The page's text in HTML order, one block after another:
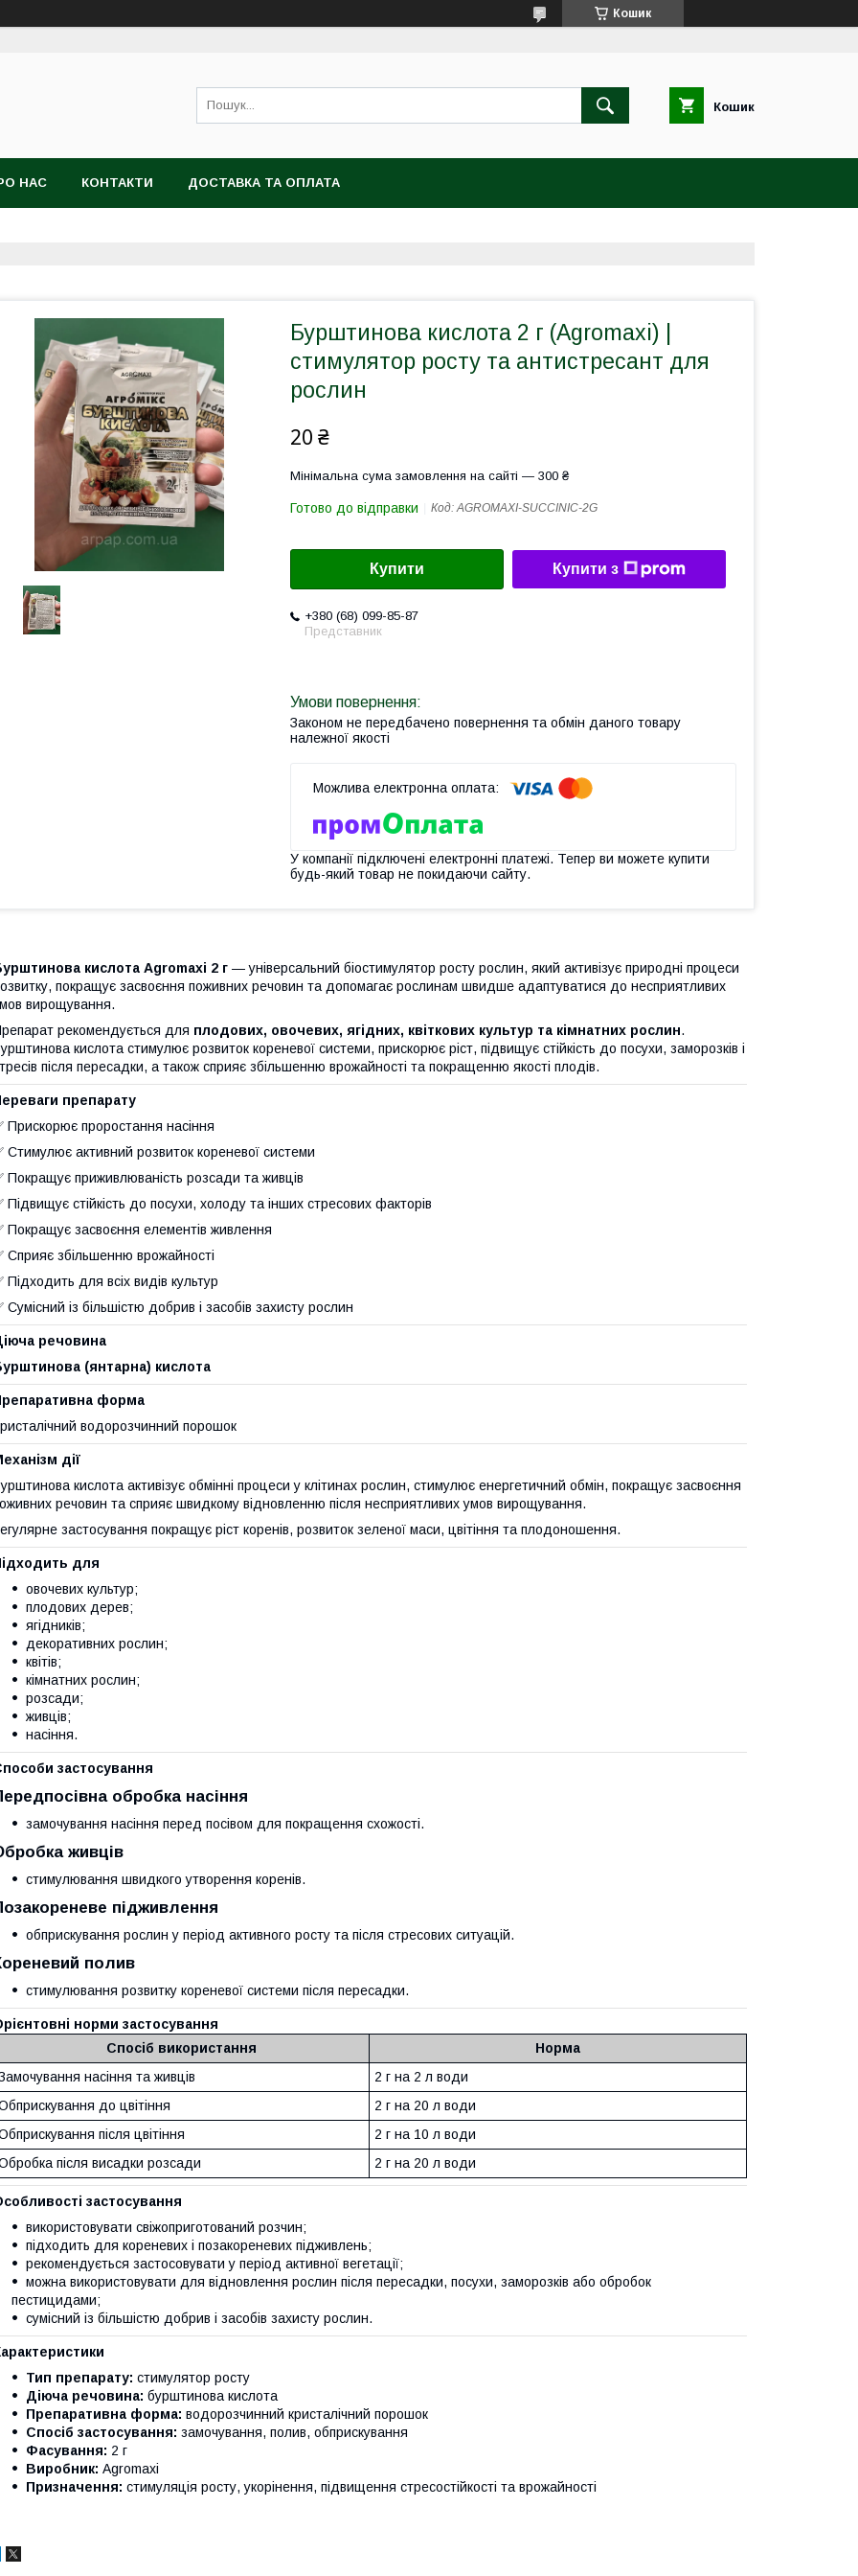
Кошик
Кошик
НАС КОНТАКТИ ДОСТАВКА ТА ОПЛАТА
Бурштинова кислота 2 г (Agromaxi) |
стимулятор росту та антистресант для
рослин
20 ₴
Мінімальна сума замовлення на сайті — 300 ₴
Готово до відправки Код:AGROMAXI-SUCCINIC-2G
Купити Купити з
+380 (68) 099-85-87
Представник
Законом не передбачено повернення та обмін даного товару
належної якості
У компанії підключені електронні платежі. Тепер ви можете купити
будь-який товар не покидаючи сайту.
кислота Agromaxi 2 г — універсальний біостимулятор росту рослин, який активізує природні процеси
покращує засвоєння поживних речовин та допомагає рослинам швидше адаптуватися до несприятливих
вирощування.
рекомендується для плодових, овочевих, ягідних, квіткових культур та кімнатних рослин.
кислота стимулює розвиток кореневої системи, прискорює ріст, підвищує стійкість до посухи, заморозків і
після пересадки, а також сприяє збільшенню врожайності та покращенню якості плодів.
препарату
Прискорює проростання насіння
Стимулює активний розвиток кореневої системи
Покращує приживлюваність розсади та живців
Підвищує стійкість до посухи, холоду та інших стресових факторів
Покращує засвоєння елементів живлення
Сприяє збільшенню врожайності
Підходить для всіх видів культур
Сумісний із більшістю добрив і засобів захисту рослин
речовина
(янтарна) кислота
форма
водорозчинний порошок
дії
кислота активізує обмінні процеси у клітинах рослин, стимулює енергетичний обмін, покращує засвоєння
речовин та сприяє швидкому відновленню після несприятливих умов вирощування.
застосування покращує ріст коренів, розвиток зеленої маси, цвітіння та плодоношення.
для
овочевих культур;
плодових дерев;
ягідників;
декоративних рослин;
квітів;
кімнатних рослин;
розсади;
живців;
насіння.
застосування
обробка насіння
замочування насіння перед посівом для покращення схожості.
живців
стимулювання швидкого утворення коренів.
підживлення
обприскування рослин у період активного росту та після стресових ситуацій.
полив
стимулювання розвитку кореневої системи після пересадки.
норми застосування
Спосіб використання
Норма
насіння та живців
2 г на 2 л води
до цвітіння
2 г на 20 л води
після цвітіння
2 г на 10 л води
після висадки розсади
2 г на 20 л води
застосування
використовувати свіжоприготований розчин;
підходить для кореневих і позакореневих підживлень;
рекомендується застосовувати у період активної вегетації;
можна використовувати для відновлення рослин після пересадки, посухи, заморозків або обробок
пестицидами;
сумісний із більшістю добрив і засобів захисту рослин.
Тип препарату: стимулятор росту
Діюча речовина: бурштинова кислота
Препаративна форма: водорозчинний кристалічний порошок
Спосіб застосування: замочування, полив, обприскування
Фасування: 2 г
Виробник: Agromaxi
Призначення: стимуляція росту, укорінення, підвищення стресостійкості та врожайності